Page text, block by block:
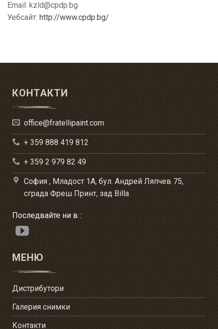
Email: kzld@cpdp.bg
Уебсайт: http://www.cpdp.bg/
КОНТАКТИ
office@fratellipaint.com
+ 359 888 419 812
+ 359 2 979 82 49
София , Младост 1А, бул. Андрей Ляпчев 75,
сграда Фреш Принт, зад Billa
Последвайте ни в :
МЕНЮ
Дистрибутори
Галерия снимки
Контакти